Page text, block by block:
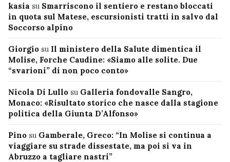
kasia su Smarriscono il sentiero e restano bloccati
in quota sul Matese, escursionisti tratti in salvo dal
Soccorso alpino
Giorgio su Il ministero della Salute dimentica il
Molise, Forche Caudine: «Siamo alle solite. Due
“svarioni” di non poco conto»
Nicola Di Lullo su Galleria fondovalle Sangro,
Monaco: «Risultato storico che nasce dalla stagione
politica della Giunta D’Alfonso»
Pino su Gamberale, Greco: “In Molise si continua a
viaggiare su strade dissestate, ma poi si va in
Abruzzo a tagliare nastri”